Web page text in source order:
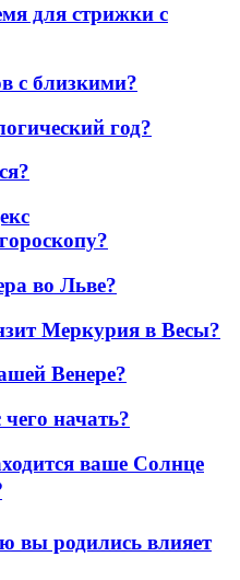
для стрижки с
с близкими?
год?
во Льве?
Меркурия в Весы?
Венере?
начать?
ваше Солнце
вы родились влияет